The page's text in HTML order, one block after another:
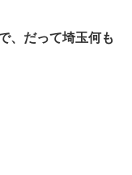
、だって埼玉何も